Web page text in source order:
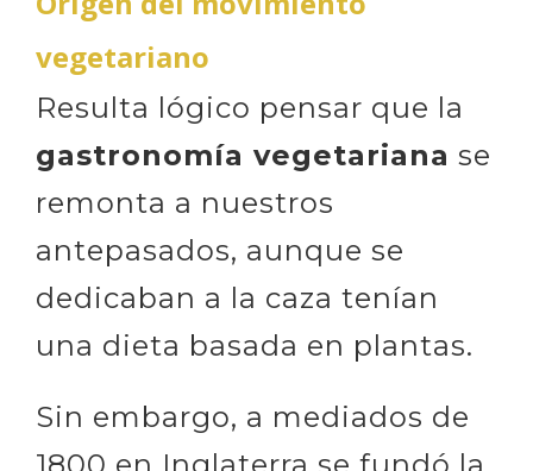
vegetariano
Resulta lógico pensar que la
gastronomía vegetariana se
remonta a nuestros
antepasados, aunque se
dedicaban a la caza tenían
una dieta basada en plantas.
Sin embargo, a mediados de